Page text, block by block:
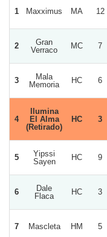
1 Maxximus MA 12
2
Gran
Verraco
MC 7
3
Mala
Memoria
HC 6
4
Ilumina
El Alma
(Retirado)
HC 3
5
Yipssi
Sayen
HC 9
6
Dale
Flaca
HC 3
7 Mascleta HM 5